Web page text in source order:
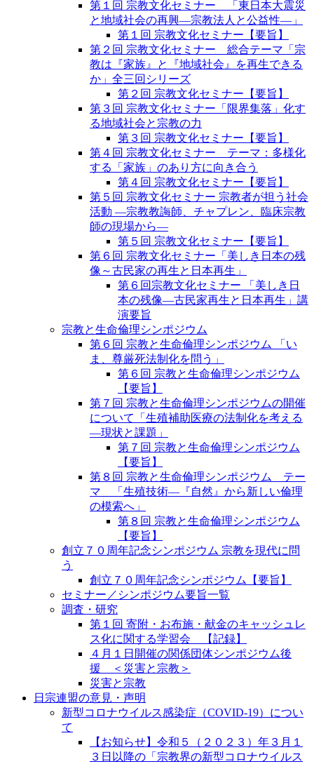
第１回 宗教文化セミナー 「東日本大震災
と地域社会の再興―宗教法人と公益性―」
第１回 宗教文化セミナー【要旨】
第２回 宗教文化セミナー 総合テーマ「宗
教は『家族』と『地域社会』を再生できる
か」全三回シリーズ
第２回 宗教文化セミナー【要旨】
第３回 宗教文化セミナー「限界集落」化す
る地域社会と宗教の力
第３回 宗教文化セミナー【要旨】
第４回 宗教文化セミナー テーマ：多様化
する「家族」のあり方に向き合う
第４回 宗教文化セミナー【要旨】
第５回 宗教文化セミナー 宗教者が担う社会
活動 ―宗教教誨師、チャプレン、臨床宗教
師の現場から―
第５回 宗教文化セミナー【要旨】
第６回 宗教文化セミナー「美しき日本の残
像～古民家の再生と日本再生」
第６回宗教文化セミナー 「美しき日
本の残像―古民家再生と日本再生」講
演要旨
宗教と生命倫理シンポジウム
第６回 宗教と生命倫理シンポジウム 「い
ま、尊厳死法制化を問う」
第６回 宗教と生命倫理シンポジウム
【要旨】
第７回 宗教と生命倫理シンポジウムの開催
について「生殖補助医療の法制化を考える
―現状と課題」
第７回 宗教と生命倫理シンポジウム
【要旨】
第８回 宗教と生命倫理シンポジウム テー
マ 「生殖技術―『自然』から新しい倫理
の模索へ」
第８回 宗教と生命倫理シンポジウム
【要旨】
創立７０周年記念シンポジウム 宗教を現代に問
う
創立７０周年記念シンポジウム【要旨】
セミナー／シンポジウム要旨一覧
調査・研究
第１回 寄附・お布施・献金のキャッシュレ
ス化に関する学習会 【記録】
４月１日開催の関係団体シンポジウム後
援 ＜災害と宗教＞
災害と宗教
日宗連盟の意見・声明
新型コロナウイルス感染症（COVID-19）につい
て
【お知らせ】令和５（２０２３）年３月１
３日以降の「宗教界の新型コロナウイルス